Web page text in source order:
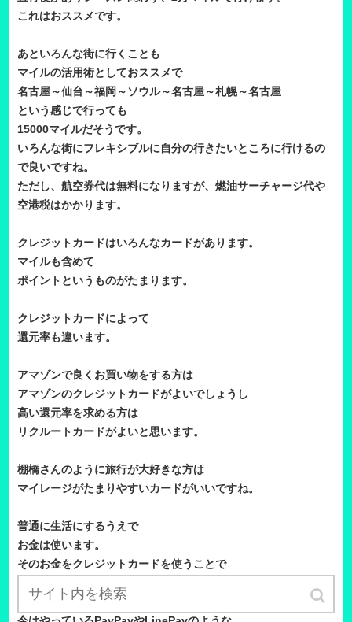
これはおススメです。
あといろんな街に行くことも
マイルの活用術としておススメで
名古屋～仙台～福岡～ソウル～名古屋～札幌～名古屋
という感じで行っても
15000マイルだそうです。
いろんな街にフレキシブルに自分の行きたいところに行けるの
で良いですね。
ただし、航空券代は無料になりますが、燃油サーチャージ代や
空港税はかかります。
クレジットカードはいろんなカードがあります。
マイルも含めて
ポイントというものがたまります。
クレジットカードによって
還元率も違います。
アマゾンで良くお買い物をする方は
アマゾンのクレジットカードがよいでしょうし
高い還元率を求める方は
リクルートカードがよいと思います。
棚橋さんのように旅行が大好きな方は
マイレージがたまりやすいカードがいいですね。
普通に生活にするうえで
お金は使います。
そのお金をクレジットカードを使うことで